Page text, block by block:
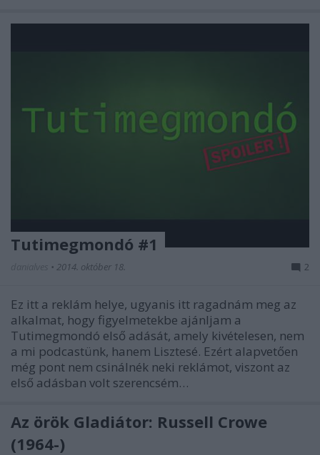
Tutimegmondó #1
• 2014. október 18. 2
Ez itt a reklám helye, ugyanis itt ragadnám meg az
alkalmat, hogy figyelmetekbe ajánljam a
Tutimegmondó első adását, amely kivételesen, nem
a mi podcastünk, hanem Lisztesé. Ezért alapvetően
még pont nem csinálnék neki reklámot, viszont az
első adásban volt szerencsém…
Az örök Gladiátor: Russell Crowe
(1964-)